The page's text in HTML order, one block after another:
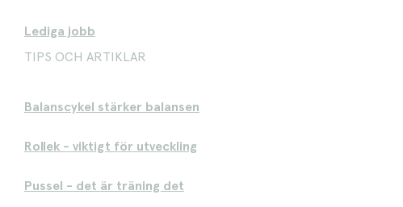
Lediga jobb
TIPS OCH ARTIKLAR
Balanscykel stärker balansen
Rollek - viktigt för utveckling
Pussel - det är träning det